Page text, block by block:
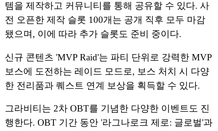
템을 제작하고 커뮤니티를 통해 공유할 수 있다. 사
전 오픈한 제작 슬롯 100개는 공개 직후 모두 마감
됐으며, 이에 따라 추가 슬롯도 준비 중이다.
신규 콘텐츠 'MVP Raid'는 파티 단위로 강력한 MVP
보스에 도전하는 레이드 모드로, 보스 처치 시 다양
한 전리품과 퀘스트 연계 보상을 획득할 수 있다.
그라비티는 2차 OBT를 기념한 다양한 이벤트도 진
행한다. OBT 기간 동안 '라그나로크 제로: 글로벌'과